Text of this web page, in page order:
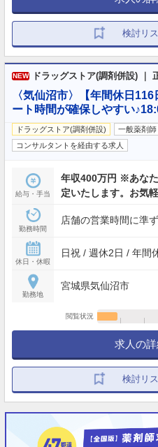
検討リ
NEW ドラッグストア(調剤併設) ｜
〈気仙沼市〉【年間休日
ート時間が確保しやすい
ドラッグストア(調剤併設) 一般薬剤師
コンサルタントを経由する求人
給与・手当
年収400万円 ※あな
定いたします。お気
勤務時間
店舗の営業時間に準
休日・休暇
日祝 / 週休2日 / 年間
勤務地
宮城県気仙沼市
閲覧状況
求人の
検討リ